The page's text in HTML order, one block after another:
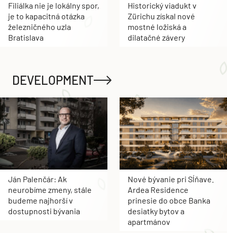
Filiálka nie je lokálny spor,
je to kapacitná otázka
železničného uzla
Bratislava
Historický viadukt v
Zürichu získal nové
mostné ložiská a
dilatačné závery
DEVELOPMENT
Ján Palenčár: Ak
neurobíme zmeny, stále
budeme najhorší v
dostupnosti bývania
Nové bývanie pri Sĺňave.
Ardea Residence
prinesie do obce Banka
desiatky bytov a
apartmánov